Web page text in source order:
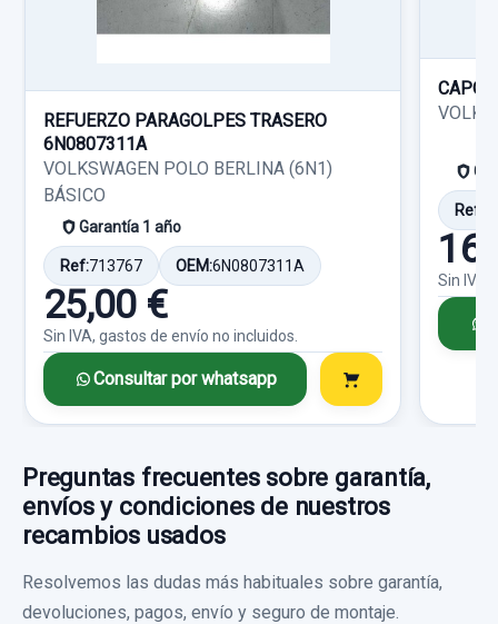
15,00 €
Consultar por whatsapp
Garantía 1 año
90,00 €
Sin IVA, gastos de envío no incluidos.
Consultar por whatsapp
REFUERZO PARAGOLPES TRASERO
6N0807311A
VOLKSWAGEN POLO BERLINA (6N1)
BÁSICO
Garantía 1 año
Ref:713767 OEM:6N0807311A
25,00 €
Sin IVA, gastos de envío no incluidos.
Consultar por whatsapp
Ref:
Sin IVA,
Preguntas frecuentes sobre garantía,
envíos y condiciones de nuestros
recambios usados
Resolvemos las dudas más habituales sobre garantía,
devoluciones, pagos, envío y seguro de montaje.